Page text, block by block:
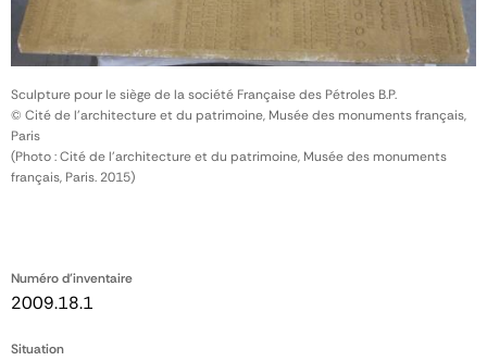
Numéro d'inventaire
2009.18.1
Situation
Sculpture pour le siège de la société Française des Pétroles B.P.
© Cité de l'architecture et du patrimoine, Musée des monuments français,
Paris
(Photo : Cité de l'architecture et du patrimoine, Musée des monuments
français, Paris. 2015)